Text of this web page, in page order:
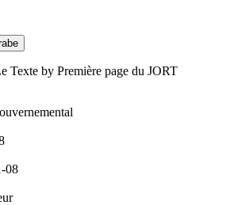
Texte by Première page du JORT
08